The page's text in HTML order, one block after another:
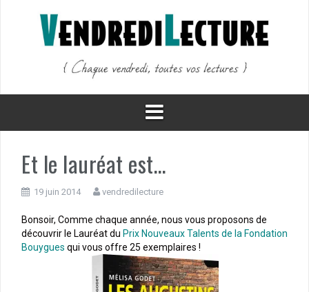
Et le lauréat est…
19 juin 2014 vendredilecture
Bonsoir, Comme chaque année, nous vous proposons de
découvrir le Lauréat du Prix Nouveaux Talents de la Fondation
Bouygues qui vous offre 25 exemplaires !